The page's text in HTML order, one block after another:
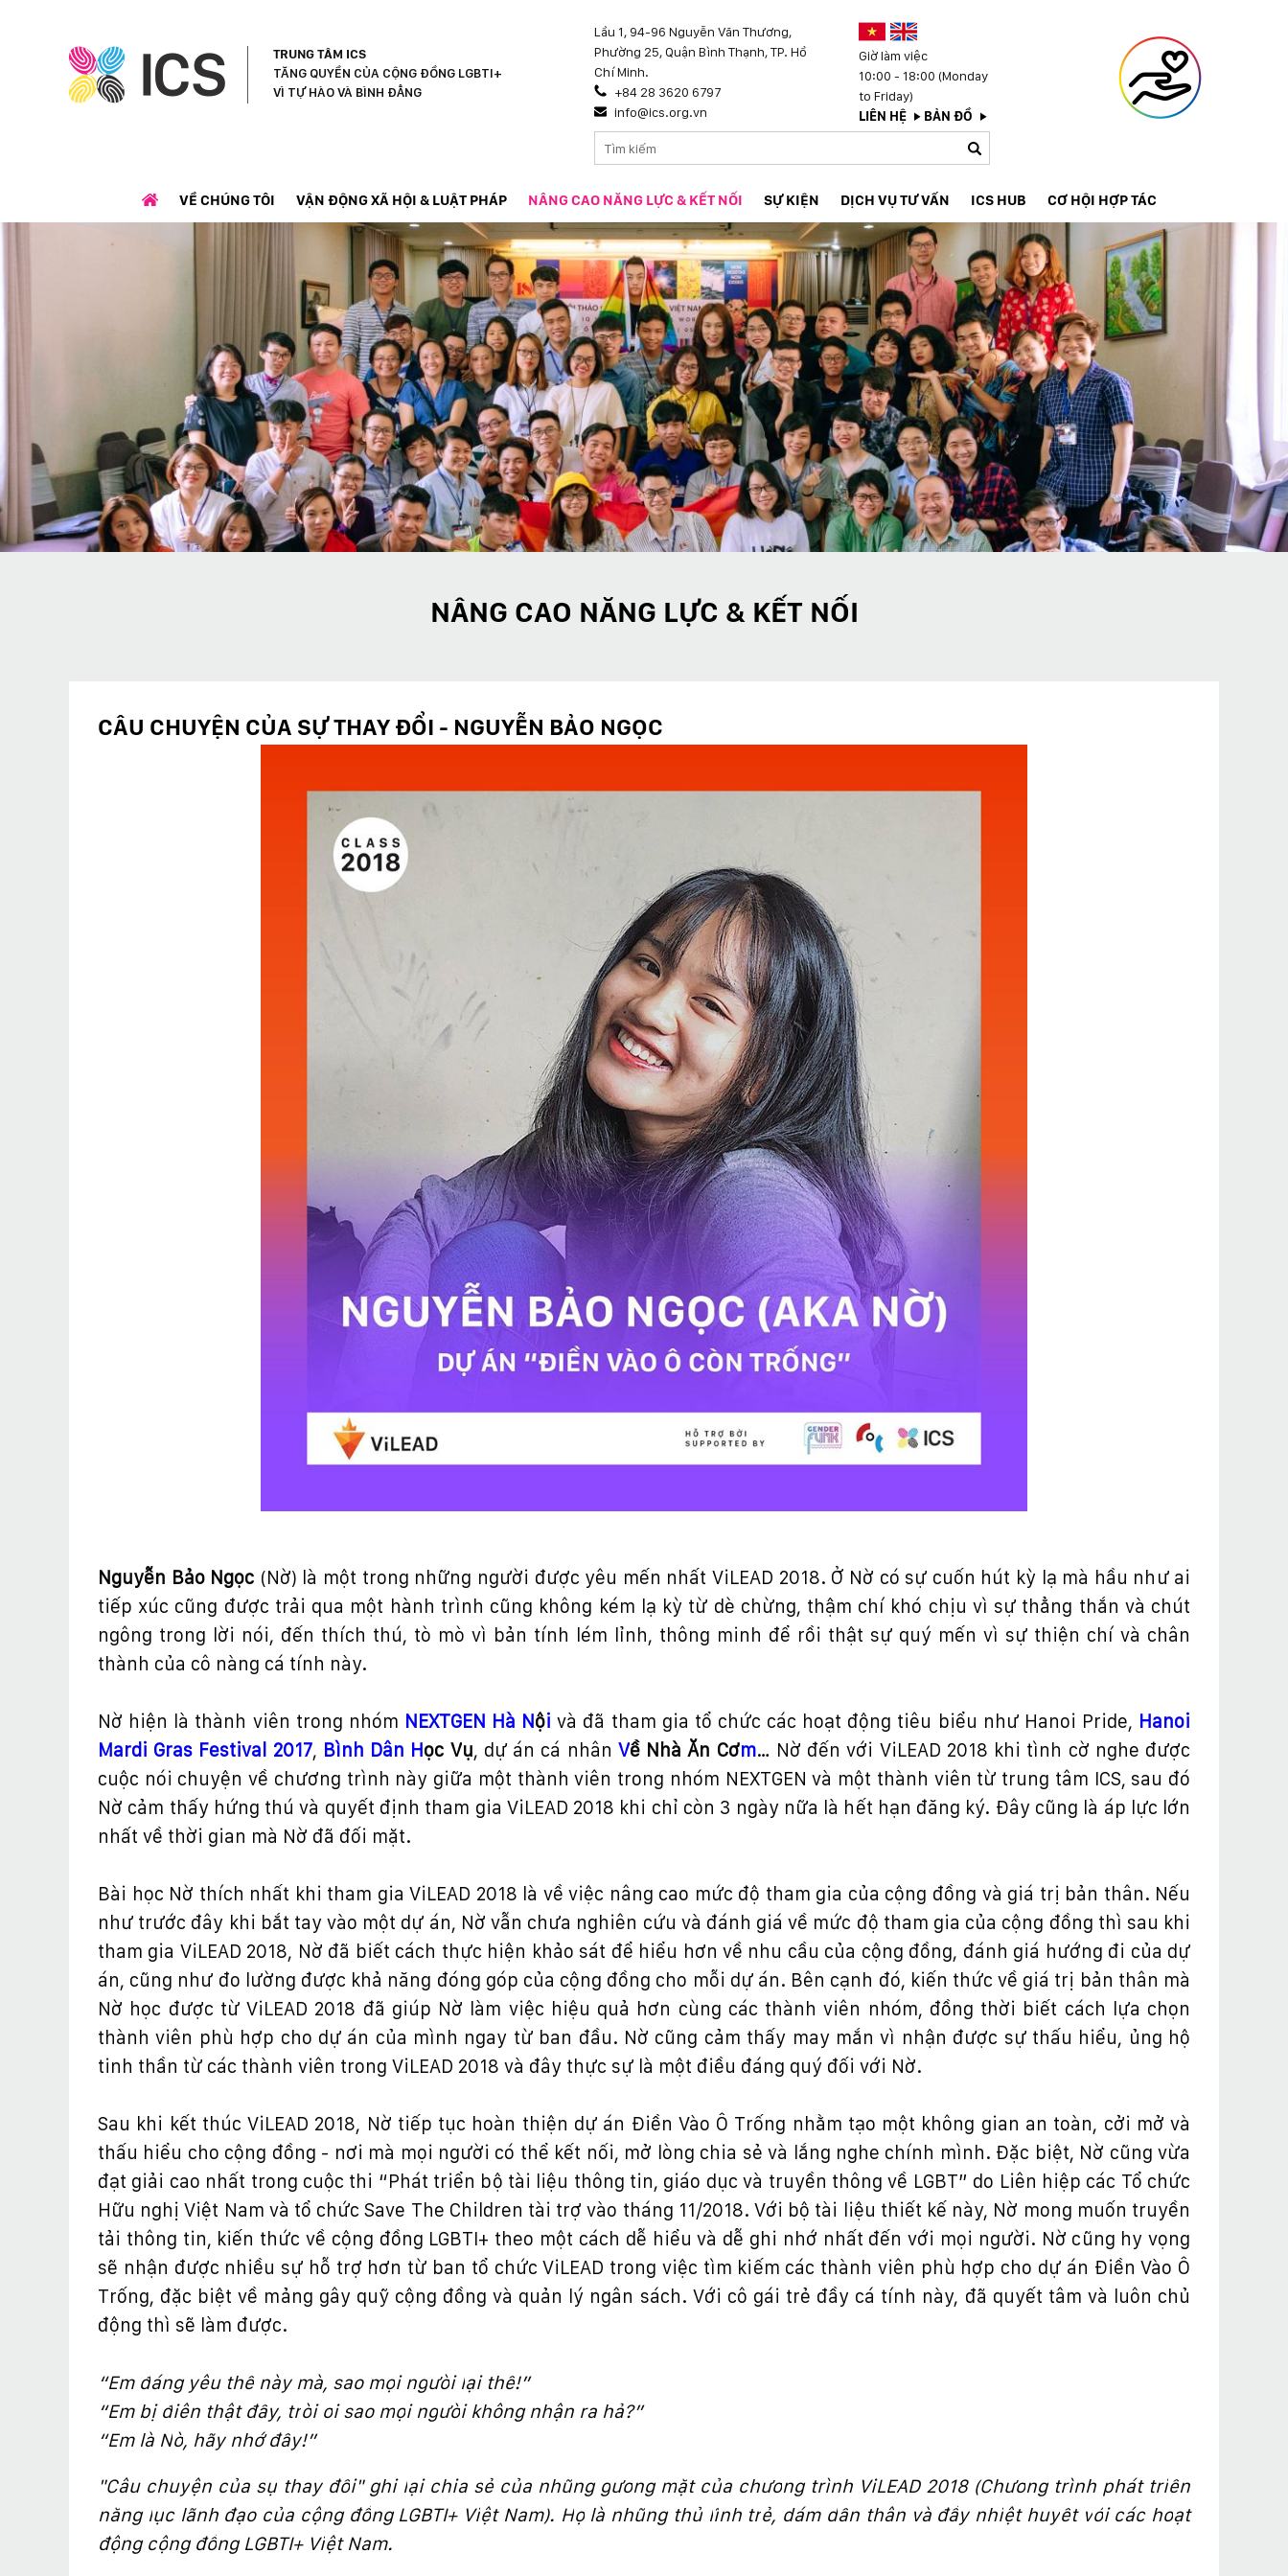
TRUNG TÂM ICS
TĂNG QUYỀN CỦA CỘNG ĐỒNG LGBTI+
VÌ TỰ HÀO VÀ BÌNH ĐẲNG
Lầu 1, 94-96 Nguyễn Văn Thương,
Phường 25, Quận Bình Thạnh, TP. Hồ
Chí Minh.
+84 28 3620 6797
info@ics.org.vn
Giờ làm việc
10:00 - 18:00 (Monday
to Friday)
LIÊN HỆ
BẢN ĐỒ
VỀ CHÚNG TÔI VẬN ĐỘNG XÃ HỘI & LUẬT PHÁP NÂNG CAO NĂNG LỰC & KẾT NỐI SỰ KIỆN DỊCH VỤ TƯ VẤN ICS HUB CƠ HỘI HỢP TÁC
NÂNG CAO NĂNG LỰC & KẾT NỐI
CÂU CHUYỆN CỦA SỰ THAY ĐỔI - NGUYỄN BẢO NGỌC
Nguyễn Bảo Ngọc (Nờ) là một trong những người được yêu mến nhất ViLEAD 2018. Ở Nờ có sự cuốn hút kỳ lạ mà hầu nh ưai
tiếp xúc cũng được trải qua một hành trình cũng không kém lạ kỳ từ dè chừng, thậm chí khó chịu vì sự thẳng thắn và chút
ngông trong lời nói, đến thích thú, tò mò vì bản tính lém lỉnh, thông minh để rồi thật sự quý mến vì sự thiện chí và chân
thành của cô nàng cá tính này.
Nờ hiện là thành viên trong nhóm NEXTGEN Hà Nội và đã tham gia tổ chức các hoạt động tiêu biểu nhưHanoi Pride, Hanoi
Mardi Gras Festival 2017, Bình Dân Học Vụ, dựán cá nhân VềNhàĂn Cơm… Nờ đến với ViLEAD 2018 khi tình cờ nghe được
cuộc nói chuyện về chương trình này giữa một thành viên trong nhóm NEXTGEN và một thành viên từ trung tâm ICS, sau đó
Nờ cảm thấy hứng thú và quyết định tham gia ViLEAD 2018 khi chỉ còn 3 ngày nữa là hết hạn đăng ký. Đây cũng là áp lực lớn
nhất về thời gian mà Nờ đã đối mặt.
Bài học Nờ thích nhất khi tham gia ViLEAD 2018 là về việc nâng cao mức độ tham gia của cộng đồng và giá trị bản thân. Nếu
như trước đây khi bắt tay vào một dự án, Nờ vẫn chưa nghiên cứu và đánh giá về mức độ tham gia của cộng đồng thì sau khi
tham gia ViLEAD 2018, Nờ đã biết cách thực hiện khảo sát để hiểu hơn về nhu cầu của cộng đồng, đánh giá hướng đi của dự
án, cũng như đo lường được khả năng đóng góp của cộng đồng cho mỗi dựán. Bên cạnh đó, kiến thức về giá trị bản thân mà
Nờ học được từViLEAD 2018 đã giúp Nờ làm việc hiệu quả hơn cùng các thành viên nhóm, đồng thời biết cách lựa chọn
thành viên phù hợp cho dựán của mình ngay từban đầu. Nờ cũng cảm thấy may mắn vì nhận được sựthấu hiểu, ủng hộ
tinh thần từ các thành viên trong ViLEAD 2018 và đây thực sự là một điều đáng quý đối với Nờ.
Sau khi kết thúc ViLEAD 2018, Nờ tiếp tục hoàn thiện dự án Điền Vào Ô Trống nhằm tạo một không gian an toàn, cởi mở và
thấu hiểu cho cộng đồng - nơi mà mọi người có thể kết nối, mở lòng chia sẻ và lắng nghe chính mình. Đặc biệt, Nờ cũng vừa
đạt giải cao nhất trong cuộc thi “Phát triển bộ tài liệu thông tin, giáo dục và truyền thông về LGBT” do Liên hiệp các Tổ chức
Hữu nghị Việt Nam và tổ chức Save The Children tài trợ vào tháng 11/2018. Với bộ tài liệu thiết kế này, Nờ mong muốn truyền
tải thông tin, kiến thức về cộng đồng LGBTI+ theo một cách dễ hiểu và dễ ghi nhớ nhất đến với mọi người. Nờ cũng hy vọng
sẽ nhận được nhiều sự hỗ trợ hơn từ ban tổ chức ViLEAD trong việc tìm kiếm các thành viên phù hợp cho dựán Điền Vào Ô
Trống, đặc biệt về mảng gây quỹcộng đồng và quản lý ngân sách. Với cô gái trẻ đầy cá tính này, đã quyết tâm và luôn chủ
động thì sẽ làm được.
“Em đáng yêu thế này mà, sao mọi người lại thế!”
“Em bị điên thật đấy, trời ơi sao mọi người không nhận ra hả?”
“Em là Nờ, hãy nhớ đấy!”
"Câu chuyện của sự thay đổi" ghi lại chia sẻ của những gương mặt của chương trình ViLEAD 2018 (Chương trình phát triển
năng lực lãnh đạo của cộng đồng LGBTI+ Việt Nam). Họlà những thủlĩnh trẻ, dám dấn thân và đầy nhiệt huyết với các hoạt
động cộng đồng LGBTI+ Việt Nam.